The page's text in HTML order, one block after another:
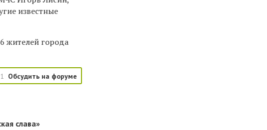
известные
жителей города
Обсудить на форуме
слава»